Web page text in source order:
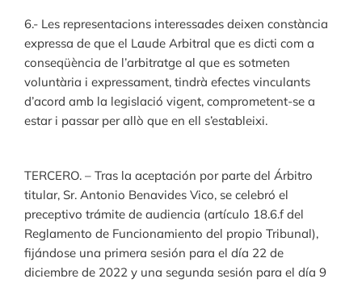
6.- Les representacions interessades deixen constància
expressa de que el Laude Arbitral que es dicti com a
conseqüència de l’arbitratge al que es sotmeten
voluntària i expressament, tindrà efectes vinculants
d’acord amb la legislació vigent, comprometent-se a
estar i passar per allò que en ell s’estableixi.
TERCERO. – Tras la aceptación por parte del Árbitro
titular, Sr. Antonio Benavides Vico, se celebró el
preceptivo trámite de audiencia (artículo 18.6.f del
Reglamento de Funcionamiento del propio Tribunal),
fijándose una primera sesión para el día 22 de
diciembre de 2022 y una segunda sesión para el día 9